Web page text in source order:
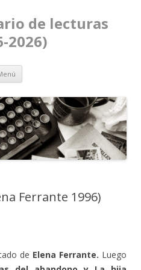
de lecturas
2026)
Ir al contenido
Ferrante 1996)
de Elena Ferrante. Luego